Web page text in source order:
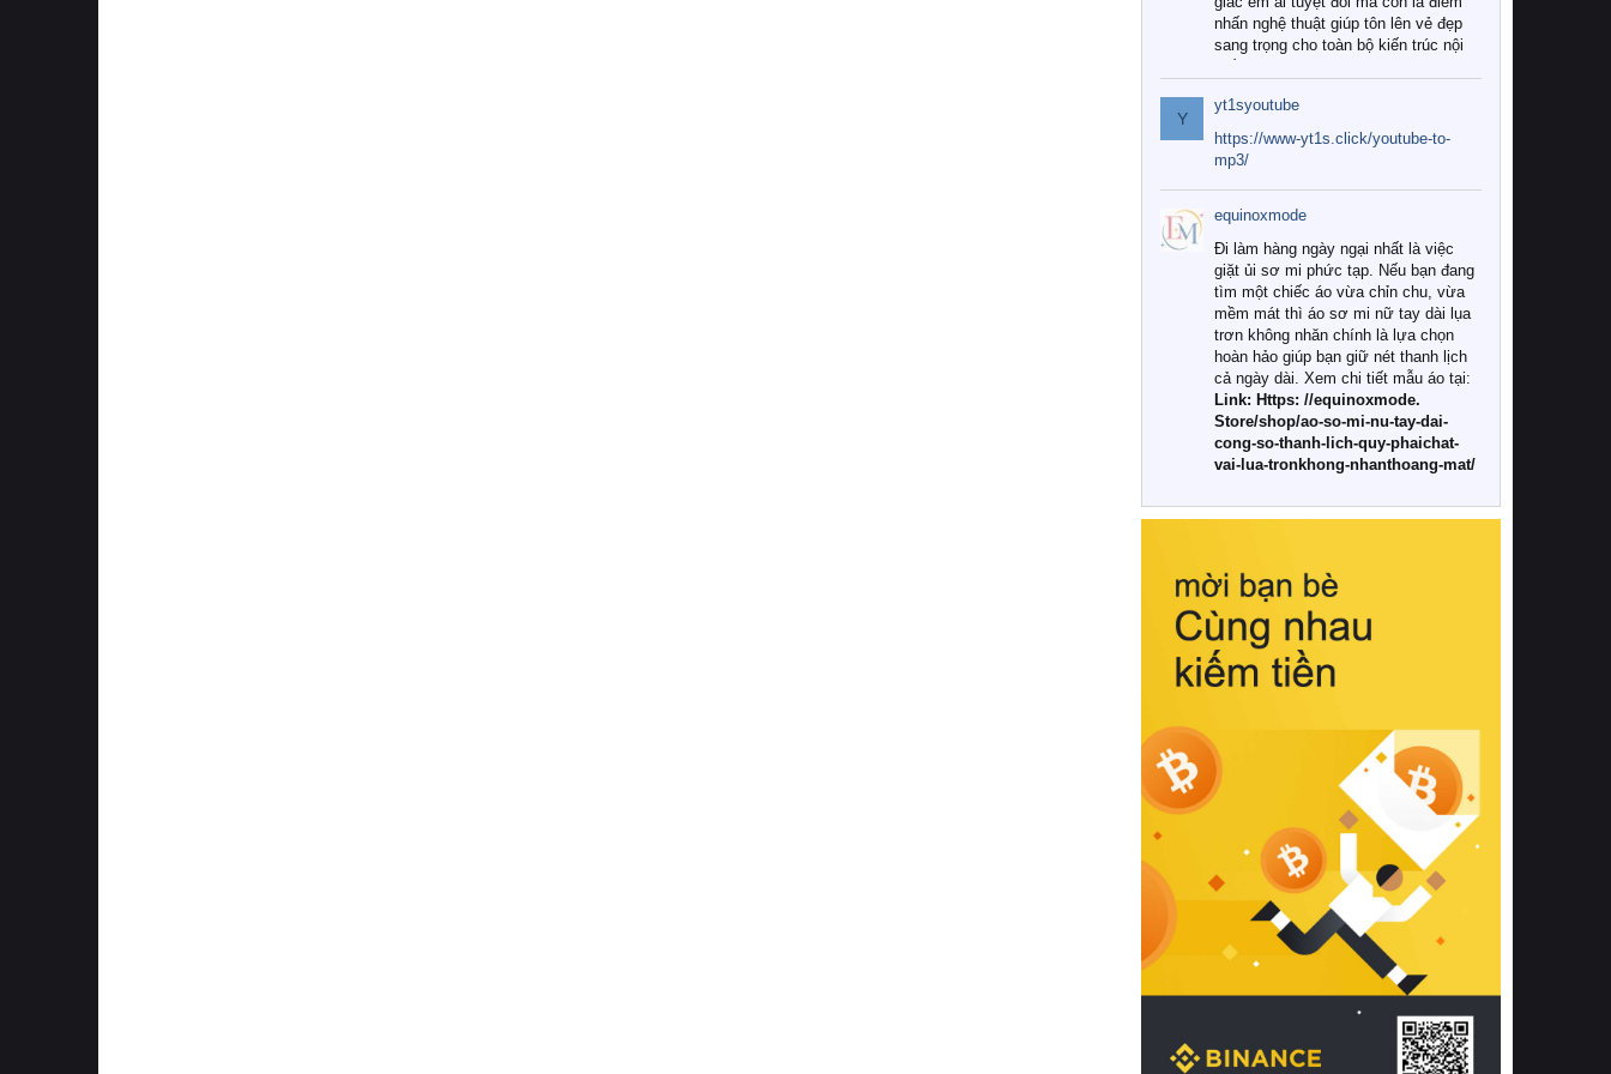
nhấn nghệ thuật giúp tôn lên vẻ đẹp
sang trọng cho toàn bộ kiến trúc nội
Tuy nhiên, giữa thị trường đa dạng
với vô vàn thương hiệu và mẫu mã
như hiện nay, làm thế nào để chọn
được những bộ chăn ga gối đệm cao
cấp thực sự chất lượng, phù hợp với
khí hậu và nhu cầu sử dụng của gia
đình? Hãy cùng chúng tôi đi tìm lời
giải đáp chi tiết qua bài viết dưới đây.
1. Tại sao các gia đình hiện đại lại ưa
chuộng chăn ga gối đệm cao cấp?
Khác với các dòng sản phẩm thông
thường, những bộ chăn ga gối đệm
cao cấp trải qua quy trình sản xuất
nghiêm ngặt từ khâu chọn lọc nguyên
liệu tự nhiên đến công nghệ dệt
nhuộm hiện đại không chứa hóa chất
này, bạn sẽ cảm nhận rõ rệt sự khác
hồi chuẩn xác của phần đệm nâng đỡ
cột sống.
Bên cạnh đó, việc lựa chọn các dòng
sản phẩm đạt chuẩn chất lượng quốc
tế còn giúp ngăn ngừa tình trạng kích
khuẩn và nấm mốc trong điều kiện
thời tiết nóng ẩm. Bạn có thể tìm hiểu
thêm các nghiên cứu khoa học về tác
động của giấc ngủ và môi trường
phòng ngủ đối với sức khỏe con
người tại Sleep Foundation (External
Link) để có cái nhìn toàn diện hơn.
2. Các tiêu chí vàng khi lựa chọn
chăn ga gối đệm cao cấp cho phòng
ngủ
Để sở hữu một bộ chăn ga gối đệm
cao cấp hoàn hảo cả về thẩm mỹ lẫn
công năng, người tiêu dùng cần cân
nhắc kỹ lưỡng các tiêu chí quan trọng
Y
yt1syoutube
https://www-yt1s.click/youtube-to-
mp3/
equinoxmode
Đi làm hàng ngày ngại nhất là việc
giặt ủi sơ mi phức tạp. Nếu bạn đang
tìm một chiếc áo vừa chỉn chu, vừa
mềm mát thì áo sơ mi nữ tay dài lụa
trơn không nhăn chính là lựa chọn
hoàn hảo giúp bạn giữ nét thanh lịch
cả ngày dài. Xem chi tiết mẫu áo tại:
Link: Https: //equinoxmode.
Store/shop/ao-so-mi-nu-tay-dai-
cong-so-thanh-lich-quy-phaichat-
vai-lua-tronkhong-nhanthoang-mat/